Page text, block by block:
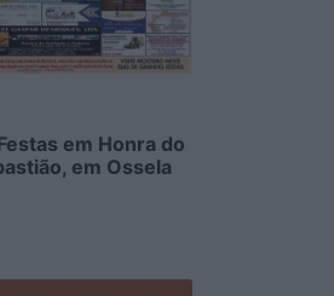
em Honra do
em Ossela